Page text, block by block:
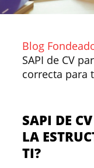
Blog
SAPI de CV
correcta para
SAPI DE
LA
TI?